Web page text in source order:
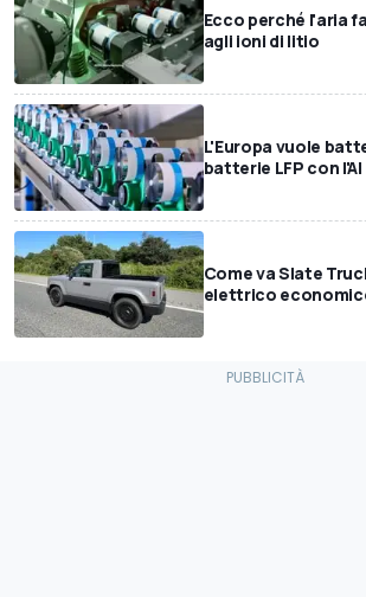
Ecco perché l'aria
agli ioni di litio
L'Europa vuole
batterie LFP con l'AI
Come va Slate
elettrico